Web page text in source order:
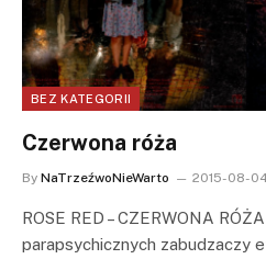
BEZ KATEGORII
Czerwona róża
By NaTrzeźwoNieWarto 2015-08-
ROSE RED – CZERWONA
parapsychicznych zabudzaczy